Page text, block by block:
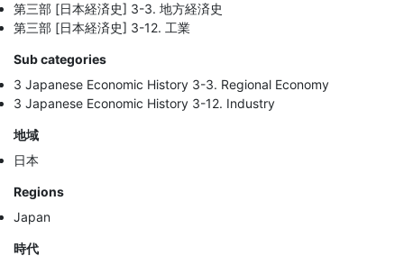
第三部 [日本経済史] 3-3. 地方経済史
第三部 [日本経済史] 3-12. 工業
Sub categories
3 Japanese Economic History 3-3. Regional Economy
3 Japanese Economic History 3-12. Industry
地域
日本
Regions
Japan
時代